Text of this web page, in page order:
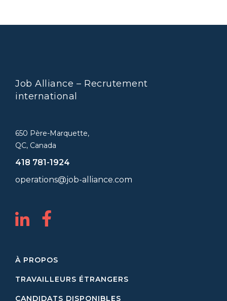
Job Alliance – Recrutement
international
650 Père-Marquette,
QC, Canada
418 781-1924
operations@job-alliance.com
À PROPOS
TRAVAILLEURS ÉTRANGERS
CANDIDATS DISPONIBLES